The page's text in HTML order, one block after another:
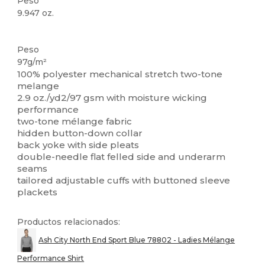
9.947 oz.
Peso
97g/m²
100% polyester mechanical stretch two-tone
melange
2.9 oz./yd2/97 gsm with moisture wicking
performance
two-tone mélange fabric
hidden button-down collar
back yoke with side pleats
double-needle flat felled side and underarm
seams
tailored adjustable cuffs with buttoned sleeve
plackets
Productos relacionados:
Ash City North End Sport Blue 78802 - Ladies Mélange
Performance Shirt